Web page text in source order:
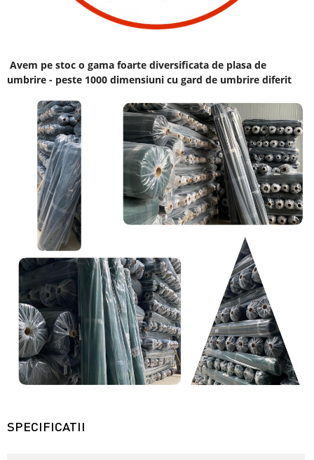
Avem pe stoc o gama foarte diversificata de plasa de
umbrire - peste 1000 dimensiuni cu gard de umbrire diferit
SPECIFICATII